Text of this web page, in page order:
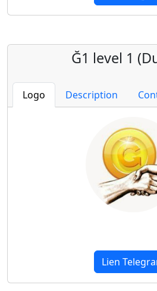
Ğ1 level 1
Logo Description
Lien